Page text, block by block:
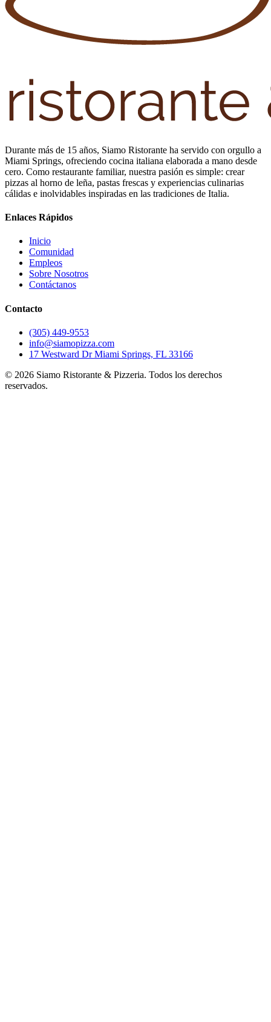
Durante más de 15 años, Siamo Ristorante ha servido con orgullo a
Miami Springs, ofreciendo cocina italiana elaborada a mano desde
cero. Como restaurante familiar, nuestra pasión es simple: crear
pizzas al horno de leña, pastas frescas y experiencias culinarias
cálidas e inolvidables inspiradas en las tradiciones de Italia.
Enlaces Rápidos
Inicio
Comunidad
Empleos
Sobre Nosotros
Contáctanos
Contacto
(305) 449-9553
info@siamopizza.com
17 Westward Dr Miami Springs, FL 33166
© 2026 Siamo Ristorante & Pizzeria. Todos los derechos
reservados.